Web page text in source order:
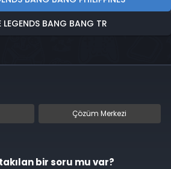
LEGENDS BANG BANG TR
Çözüm Merkezi
takılan bir soru mu var?